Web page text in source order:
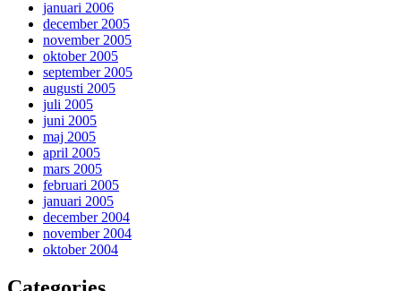
januari 2006
december 2005
november 2005
oktober 2005
september 2005
augusti 2005
juli 2005
juni 2005
maj 2005
april 2005
mars 2005
februari 2005
januari 2005
december 2004
november 2004
oktober 2004